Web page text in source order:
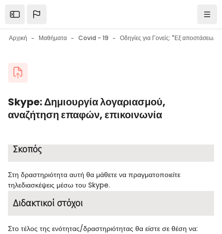
Open the sidebar
Αρχική Μαθήματα Covid - 19 Οδηγίες για Γονείς: "Εξ αποστάσεως εκπαίδευση στο σχολείο: Εργαλεία - Συμβουλές - Ψυχολογική υποστήριξη μαθητών"
Μπλοκ
Skype: Δημιουργία λογαριασμού,
αναζήτηση επαφών, επικοινωνία
Μπλοκ
Σκοπός
Στη δραστηριότητα αυτή θα μάθετε να πραγματοποιείτε
τηλεδιασκέψεις μέσω του Skype.
Διδακτικοί στόχοι
Στο τέλος της ενότητας/δραστηριότητας θα είστε σε θέση να: